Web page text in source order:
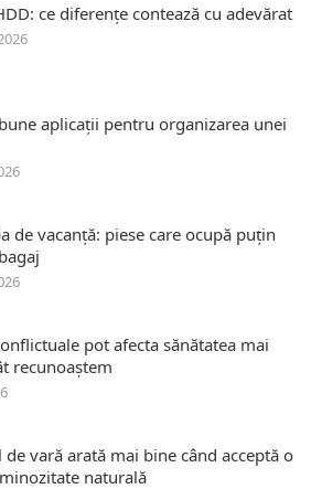
ce diferențe contează cu adevărat
aplicații pentru organizarea unei
de vacanță: piese care ocupă puțin
pot afecta sănătatea mai
recunoaștem
de vară arată mai bine când acceptă o
naturală